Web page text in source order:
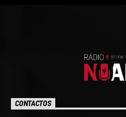
CONTACTOS